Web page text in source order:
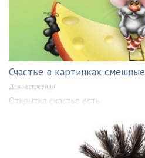
Счастье в картинках смешные
Для настроения
Открытка счастье есть